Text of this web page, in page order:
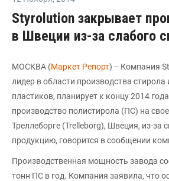
Styrolution закрывает
в Швеции из-за слабого
МОСКВА (Маркет Репорт) -- Компания
лидер в области производства
пластиков, планирует к концу 2014
производство полистирола (ПС) на
Треллеборге (Trelleborg), Швеция, из-за
продукцию, говорится в сообщении
Производственная мощность завода
тонн ПС в год. Компания заявила, что